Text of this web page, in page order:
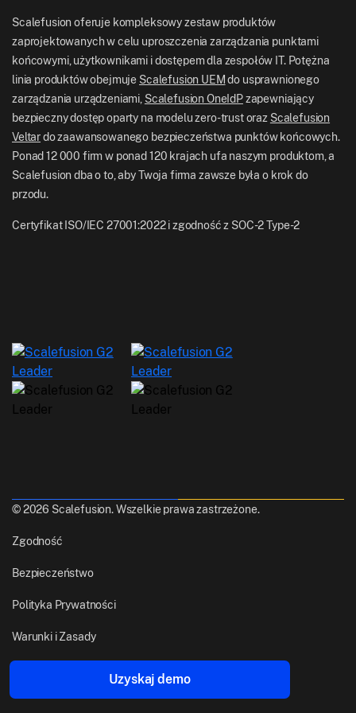
Blog Scalefusion
Pokój Prasowy
Kariera
UK: +44-7520-641664
NZ: +64-9-888-4315
India: +91-63694-45500
Scalefusion oferuje kompleksowy zestaw produktów
zaprojektowanych w celu uproszczenia zarządzania punktami
końcowymi, użytkownikami i dostępem dla zespołów IT. Potężna
linia produktów obejmuje Scalefusion UEM do usprawnionego
zarządzania urządzeniami, Scalefusion OneIdPzapewniający
bezpieczny dostęp oparty na modelu zero-trust oraz Scalefusion
Veltardo zaawansowanego bezpieczeństwa punktów końcowych.
Ponad 12 000 firm w ponad 120 krajach ufa naszym produktom, a
Scalefusion dba o to, aby Twoja firma zawsze była o krok do
przodu.
Certyfikat ISO/IEC 27001:2022 i zgodność z SOC-2 Type-2
© 2026 Scalefusion. Wszelkie prawa zastrzeżone.
Zgodność
Bezpieczeństwo
Polityka Prywatności
Warunki i Zasady
Uzyskaj demo